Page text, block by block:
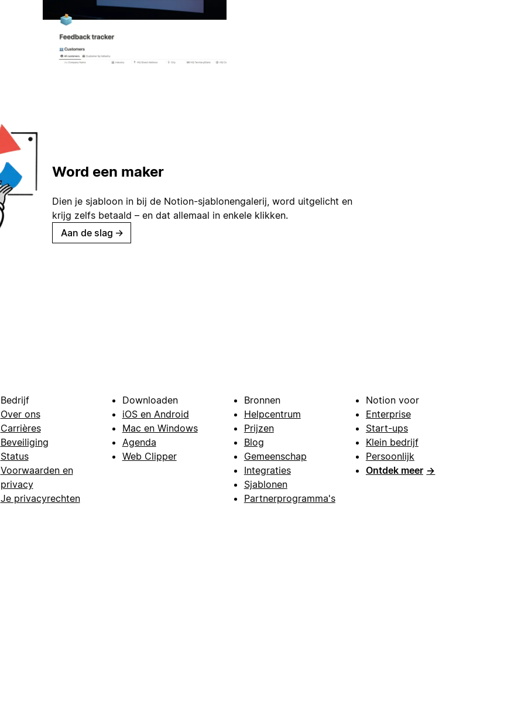
Word een maker
Dien je sjabloon in bij de Notion-sjablonengalerij, word uitgelicht en
krijg zelfs betaald – en dat allemaal in enkele klikken.
Aan de slag →
Bedrijf
Over ons
Carrières
Beveiliging
Status
Voorwaarden en
privacy
Je privacyrechten
Downloaden
iOS en Android
Mac en Windows
Agenda
Web Clipper
Bronnen
Helpcentrum
Prijzen
Blog
Gemeenschap
Integraties
Sjablonen
Partnerprogramma's
Notion voor
Enterprise
Start-ups
Klein bedrijf
Persoonlijk
Ontdek meer →